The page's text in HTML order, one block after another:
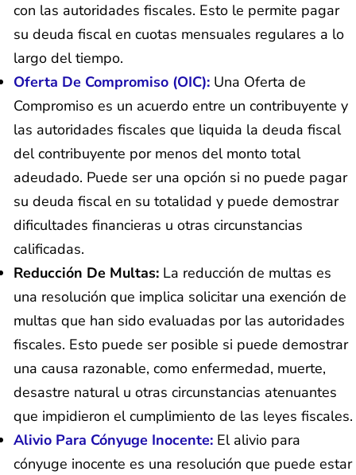
con las autoridades fiscales. Esto le permite pagar
su deuda fiscal en cuotas mensuales regulares a lo
largo del tiempo.
Oferta De Compromiso (OIC): Una Oferta de
Compromiso es un acuerdo entre un contribuyente y
las autoridades fiscales que liquida la deuda fiscal
del contribuyente por menos del monto total
adeudado. Puede ser una opción si no puede pagar
su deuda fiscal en su totalidad y puede demostrar
dificultades financieras u otras circunstancias
calificadas.
Reducción De Multas: La reducción de multas es
una resolución que implica solicitar una exención de
multas que han sido evaluadas por las autoridades
fiscales. Esto puede ser posible si puede demostrar
una causa razonable, como enfermedad, muerte,
desastre natural u otras circunstancias atenuantes
que impidieron el cumplimiento de las leyes fiscales.
Alivio Para Cónyuge Inocente: El alivio para
cónyuge inocente es una resolución que puede estar